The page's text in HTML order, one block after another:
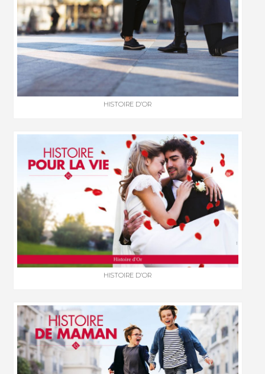
HISTOIRE D’OR
HISTOIRE D’OR